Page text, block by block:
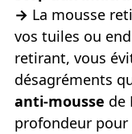
→ La mousse
vos tuiles ou
retirant, vous
désagréments
anti-mousse de
profondeur pour